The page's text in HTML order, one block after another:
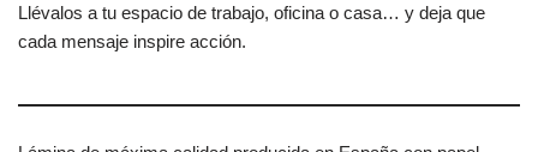
Llévalos a tu espacio de trabajo, oficina o casa… y deja que
cada mensaje inspire acción.